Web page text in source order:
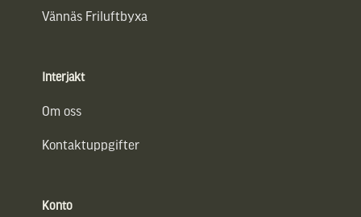
Vännäs Friluftbyxa
Interjakt
Om oss
Kontaktuppgifter
Konto